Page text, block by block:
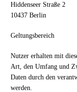
Hiddenseer Straße 2
10437 Berlin
Geltungsbereich
Nutzer erhalten mit
Art, den Umfang und
Daten durch den
werden.